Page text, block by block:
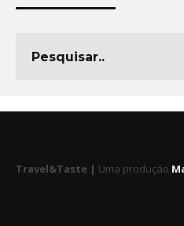
Travel&Taste | Uma produção